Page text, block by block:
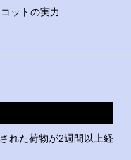
ットの実力
れた荷物が2週間以上経